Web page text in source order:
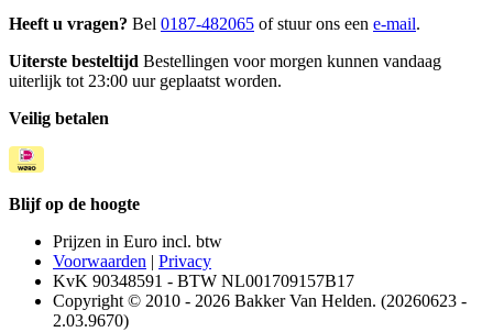
Heeft u vragen? Bel 0187-482065 of stuur ons een e-mail.
Uiterste besteltijd Bestellingen voor morgen kunnen vandaag
uiterlijk tot 23:00 uur geplaatst worden.
Veilig betalen
Blijf op de hoogte
Prijzen in Euro incl. btw
Voorwaarden | Privacy
KvK 90348591 - BTW NL001709157B17
Copyright © 2010 - 2026 Bakker Van Helden. (20260623 -
2.03.9670)